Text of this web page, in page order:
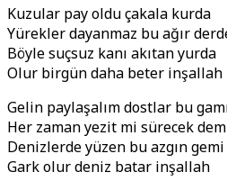
Kuzular pay oldu çakala kurda
Yürekler dayanmaz bu ağır
Böyle suçsuz kanı akıtan yurda
Olur birgün daha beter inşallah
Gelin paylaşalım dostlar bu
Her zaman yezit mi sürecek
Denizlerde yüzen bu azgın gemi
Gark olur deniz batar inşallah